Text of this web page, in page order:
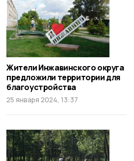
Жители Инжавинского округа
предложили территории для
благоустройства
25 января 2024, 13:37